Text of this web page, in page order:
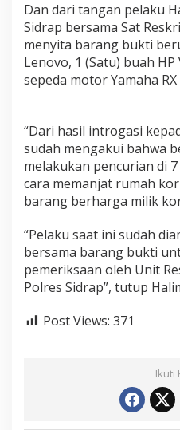
Dan dari tangan pelaku
Sidrap bersama Sat
menyita barang bukti
Lenovo, 1 (Satu) buah
sepeda motor Yamaha RX
“Dari hasil introgasi
sudah mengakui bahwa
melakukan pencurian di
cara memanjat rumah
barang berharga milik
“Pelaku saat ini sudah
bersama barang bukti
pemeriksaan oleh Unit
Polres Sidrap”, tutup
Post Views: 371
Ikuti